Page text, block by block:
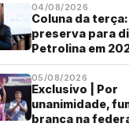
04/08/2026
Coluna da
preserva para
Petrolina em
05/08/2026
Exclusivo | Por
unanimidade,
branca na